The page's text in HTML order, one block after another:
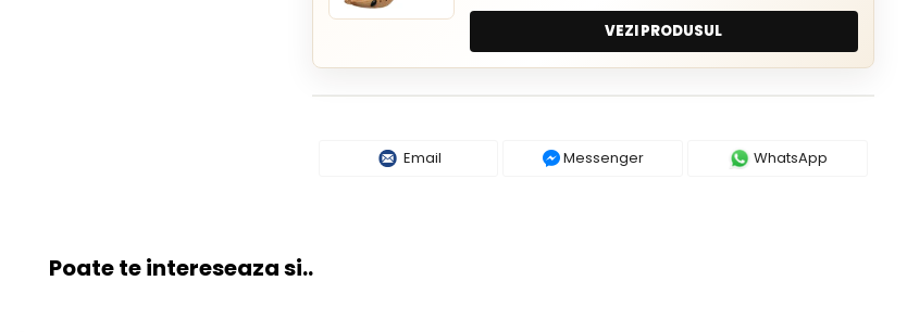
VEZI PRODUSUL
Email Messenger WhatsApp
Poate te intereseaza si..